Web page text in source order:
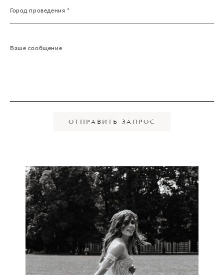
Город проведения *
Ваше сообщение
ОТПРАВИТЬ ЗАПРОС